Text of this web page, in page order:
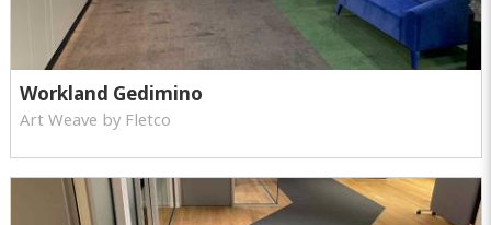
Workland Gedimino
Art Weave by Fletco